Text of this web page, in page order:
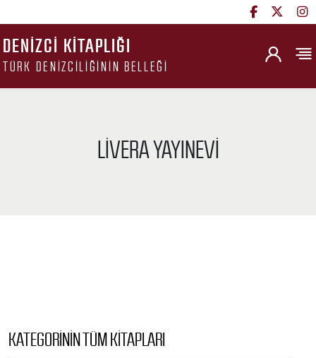
DENIZCI KITAPLIĞI
TÜRK DENIZCILIĞININ BELLEĞI
LIVERA YAYINEVI
KATEGORININ TÜM KITAPLARI